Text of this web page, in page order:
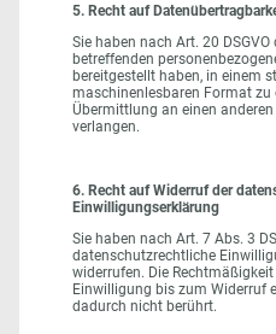
5. Recht auf
Sie haben nach Art. 20 DSGVO
betreffenden
bereitgestellt haben, in einem
maschinenlesbaren Format zu
Übermittlung an einen
verlangen.
6. Recht auf Widerruf der
Einwilligungserklärung
Sie haben nach Art. 7 Abs. 3
datenschutzrechtliche
widerrufen. Die
Einwilligung bis zum Widerruf
dadurch nicht berührt.